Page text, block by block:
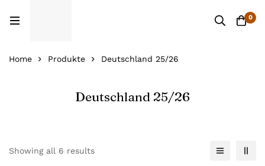
0
Home Produkte Deutschland 25/26
Deutschland 25/26
Showing all 6 results